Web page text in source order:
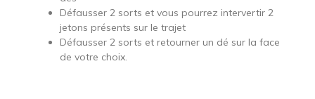
Défausser 2 sorts et vous pourrez intervertir 2
jetons présents sur le trajet
Défausser 2 sorts et retourner un dé sur la face
de votre choix.